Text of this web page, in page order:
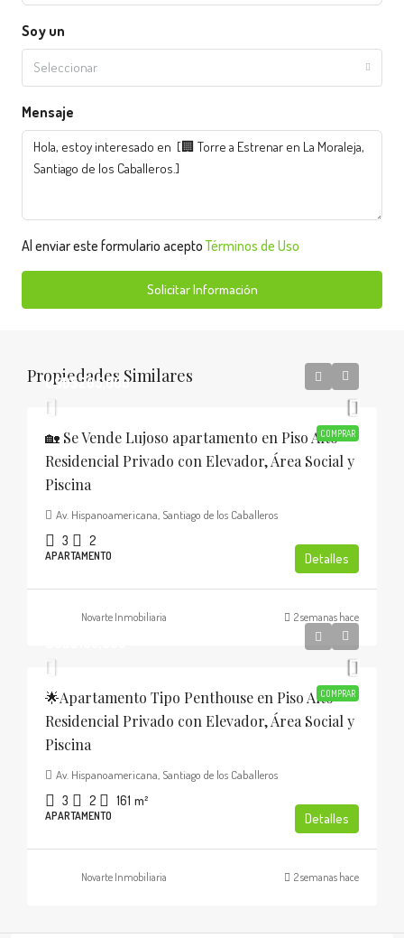
Soy un
Seleccionar
Mensaje
Al enviar este formulario aceptoTérminos de Uso
Solicitar Información
Propiedades Similares
COMPRAR
USD$205,000
🏡 Se Vende Lujoso apartamento en Piso Alto
Residencial Privado con Elevador, Área Social y
Piscina
Av. Hispanoamericana, Santiago de los Caballeros
3 2
APARTAMENTO Detalles
Novarte Inmobiliaria 2 semanas hace
COMPRAR
🌟Apartamento Tipo Penthouse en Piso Alto
Residencial Privado con Elevador, Área Social y
Piscina
Av. Hispanoamericana, Santiago de los Caballeros
3 2 161 m²
APARTAMENTO Detalles
Novarte Inmobiliaria 2 semanas hace